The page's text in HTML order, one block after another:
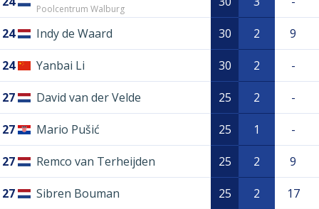
Poolcentrum Walburg
24 Indy de Waard 30 2 9
24 Yanbai Li 30 2 -
27 David van der Velde 25 2 -
27 Mario Pušić 25 1 -
27 Remco van Terheijden 25 2 9
27 Sibren Bouman 25 2 17